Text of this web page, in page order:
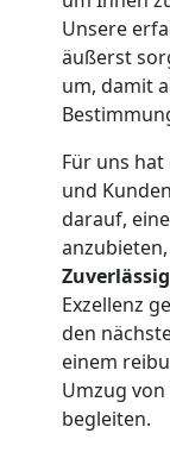
Unsere
äußerst
um, damit
Für uns
und
darauf,
Exzellenz
den
einem
Umzug
begleiten.
Mini
Umzug